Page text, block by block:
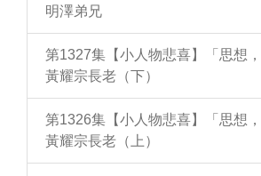
明澤弟兄
第1327集【小人物悲喜】「思想
黃耀宗長老（下）
第1326集【小人物悲喜】「思想
黃耀宗長老（上）